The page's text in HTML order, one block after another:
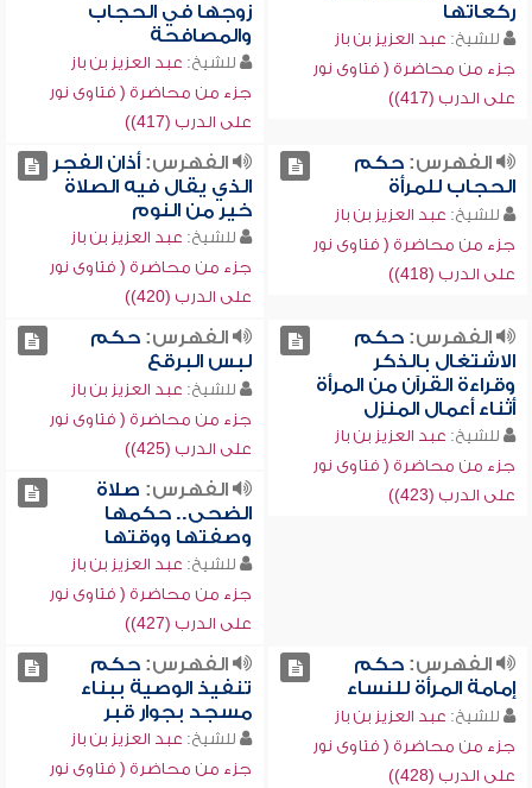
ركعاتها
للشيخ: عبد العزيز بن باز
جزء من محاضرة ( فتاوى نور
على الدرب (417))
زوجها في الحجاب
والمصافحة
للشيخ: عبد العزيز بن باز
جزء من محاضرة ( فتاوى نور
على الدرب (417))
الفهرس:حكم
الحجاب للمرأة
للشيخ: عبد العزيز بن باز
جزء من محاضرة ( فتاوى نور
على الدرب (418))
الفهرس:أذان الفجر
الذي يقال فيه الصلاة
خير من النوم
للشيخ: عبد العزيز بن باز
جزء من محاضرة ( فتاوى نور
على الدرب (420))
الفهرس:حكم
الاشتغال بالذكر
وقراءة القرآن من المرأة
أثناء أعمال المنزل
للشيخ: عبد العزيز بن باز
جزء من محاضرة ( فتاوى نور
على الدرب (423))
الفهرس:حكم
لبس البرقع
للشيخ: عبد العزيز بن باز
جزء من محاضرة ( فتاوى نور
على الدرب (425))
الفهرس: صلاة
الضحى.. حكمها
وصفتها ووقتها
للشيخ: عبد العزيز بن باز
جزء من محاضرة ( فتاوى نور
على الدرب (427))
الفهرس:حكم
إمامة المرأة للنساء
للشيخ: عبد العزيز بن باز
جزء من محاضرة ( فتاوى نور
على الدرب (428))
الفهرس:حكم
تنفيذ الوصية ببناء
مسجد بجوار قبر
للشيخ: عبد العزيز بن باز
جزء من محاضرة ( فتاوى نور